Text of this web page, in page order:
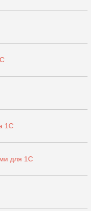
1С
для 1С